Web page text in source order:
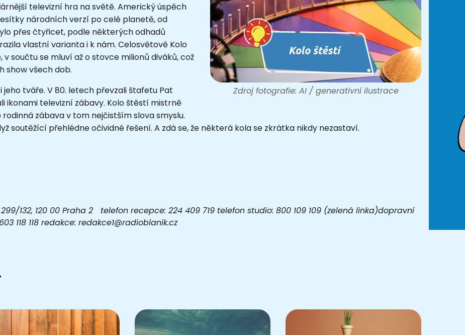
Zdroj fotografie: AI / generativní ilustrace
televizní hra na světě. Americký úspěch
národních verzí po celé planetě, od
přes čtyřicet, podle některých odhadů
vlastní varianta i k nám. Celosvětově Kolo
součtu se mluví až o stovce milionů diváků, což
show všech dob.
tváře. V 80. letech převzali štafetu Pat
ikonami televizní zábavy. Kolo štěstí mistrně
zábava v tom nejčistším slova smyslu.
soutěžící přehlédne očividné řešení. A zdá se, že některá kola se zkrátka nikdy nezastaví.
132, 120 00 Praha 2 telefon recepce: 224 409 719 telefon studio: 800 109 109 (zelená linka)dopravní
118 118 redakce: redakce1@radioblanik.cz